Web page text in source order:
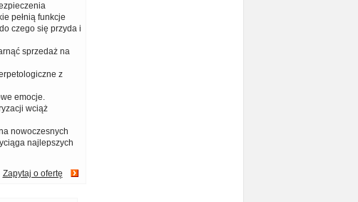
pełnią funkcje
czego się przyda i
sprzedaż na
z
emocje.
wciąż
nowoczesnych
najlepszych
Zapytaj o ofertę